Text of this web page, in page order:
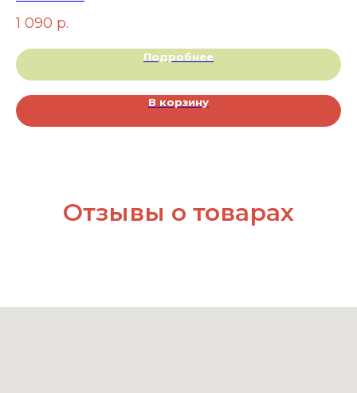
1 090 р.
Подробнее
В корзину
Отзывы о товарах